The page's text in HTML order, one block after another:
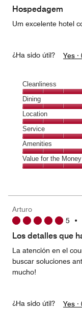
Hospedagem
Um excelente hotel
¿Ha sido útil? Yes ·
Cleanliness
Cleanliness,
5
out
of
5
Dining
Dining,
5
out
of
5
Location
Location,
5
out
of
5
Service
Service,
5
out
Amenities
Amenities,
5
5
Value for the Money
4
out
Arturo
5 •
Los detalles que
La atención en el
buscar soluciones
mucho!
¿Ha sido útil? Yes ·